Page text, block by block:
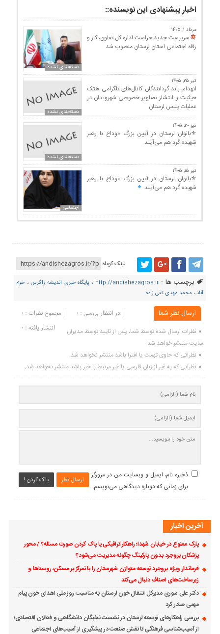
اخبار پیشنهادی این نویسنده::
دسته‌بندی نشده
مرداد ۱, ۱۴۰۵
سرپرست جدید حراست اداره کل تعاون، کار و
رفاه اجتماعی استان لرستان منصوب شد
دسته‌بندی نشده
تیر ۲۵, ۱۴۰۵
انهدام باند گردانندگان کانال‌های تلگرامی هتک
حیثیت و انتشار تصاویر خصوصی شهروندان در
عملیات پلیس لرستان
دسته‌بندی نشده
تیر ۲۰, ۱۴۰۵
⚜بانوان لرستان در آیین بزرگ «وداع با رهبر
شهید» گرد هم می‌آیند
اجتماعی
تیر ۱۵, ۱۴۰۵
⚜بانوان لرستان در آیین بزرگ «وداع با رهبر
شهید» گرد هم می‌آیند
لینک کوتاه
برچسب ها : http://andishezagros.ir ، پایگاه خبری اندیشه زاگرس ،خرم
آباد، محمد مهدی تقی زاده
ارسال نظر شما مجموع نظرات : 0
در انتظار بررسی : 0
انتشار یافته : ۰
نظرات ارسال شده توسط شما، پس از تایید توسط مدیران
سایت منتشر خواهد شد.
نظراتی که حاوی تهمت یا افترا باشد منتشر نخواهد شد.
نظراتی که به غیر از زبان فارسی یا غیر مرتبط با خبر باشد منتشر نخواهد شد.
ارسال نظر پاک کردن !
ذخیره نام، ایمیل و وبسایت من در مرورگر
برای زمانی که دوباره دیدگاهی می‌نویسم.
آخرین اخبار
پارک ممنوع در خیابان شهدا؛ راهکار ترافیکی یا پاک کردن صورت مسئله؟ / محور
پزشکان بروجرد بدون پارکینگ چگونه مدیریت می‌شود؟
فرماندار ویژه بروجرد توسعه متوازن شهرستان را با تمرکز بر مسکن، روستاها و
زیرساخت‌های اصناف دنبال می‌کند
دکتر علی سوری مدیرکل انتقال خون لرستان به مناسبت روز ملی اهدای خون پیام
مهمی صادر کرد
بررسی راهکارهای توسعه لرستان در نشست نخبگان دانشگاهی و فعالان اقتصادی؛
از آسیب‌شناسی فرهنگی تا نقش صنعت در پیشگیری از آسیب‌های اجتماعی